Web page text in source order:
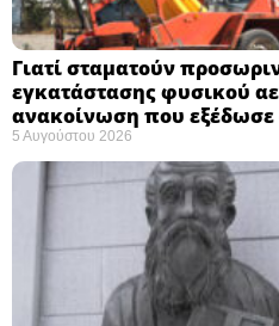
Γιατί σταματούν
εγκατάστασης φυσικού
ανακοίνωση που εξέδωσε
5 Αυγούστου 2026